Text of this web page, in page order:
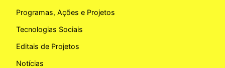
Programas, Ações e Projetos
Tecnologias Sociais
Editais de Projetos
Notícias